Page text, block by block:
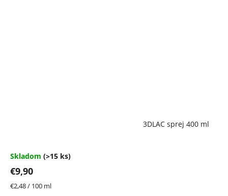
3DLAC sprej 400 ml
4,7
5
hviezdičiek.
Skladom (>15 ks)
€9,90
Jednotková
€2,48 / 100 ml